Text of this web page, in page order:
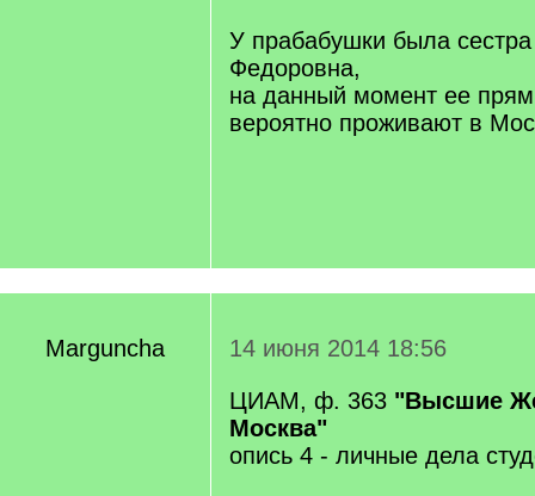
У прабабушки была
Федоровна,
на данный момент ее
вероятно проживают в
Marguncha
14 июня 2014 18:56
ЦИАМ, ф. 363 "Высшие
Москва"
опись 4 - личные дела